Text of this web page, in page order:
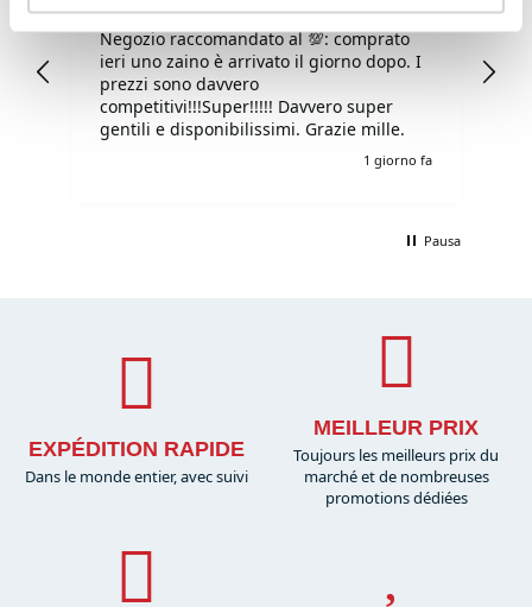
Verified Customer
Negozio raccomandato al 💯: comprato
ieri uno zaino è arrivato il giorno dopo. I
prezzi sono davvero
competitivi!!!Super!!!!! Davvero super
gentili e disponibilissimi. Grazie mille.
1 giorno fa
Pausa
EXPÉDITION RAPIDE
Dans le monde entier, avec suivi
MEILLEUR PRIX
Toujours les meilleurs prix du
marché et de nombreuses
promotions dédiées